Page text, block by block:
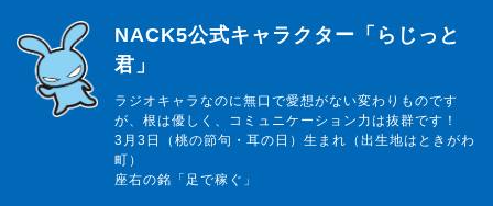
らじっと君
NACK5公式キャラクター「らじっと
君」
ラジオキャラなのに無口で愛想がない変わりものです
が、根は優しく、コミュニケーション力は抜群です！
3月3日（桃の節句・耳の日）生まれ（出生地はときがわ
町）
座右の銘「足で稼ぐ」